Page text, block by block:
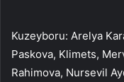
Kuzeyboru: Arelya
Paskova, Klimets,
Rahimova, Nursevil